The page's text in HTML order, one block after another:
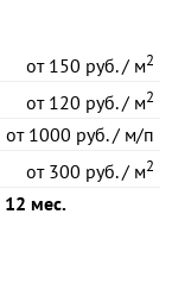
от150 руб. / м2
от120 руб. / м2
от1000 руб. / м/п
от300 руб. / м2
12 мес.